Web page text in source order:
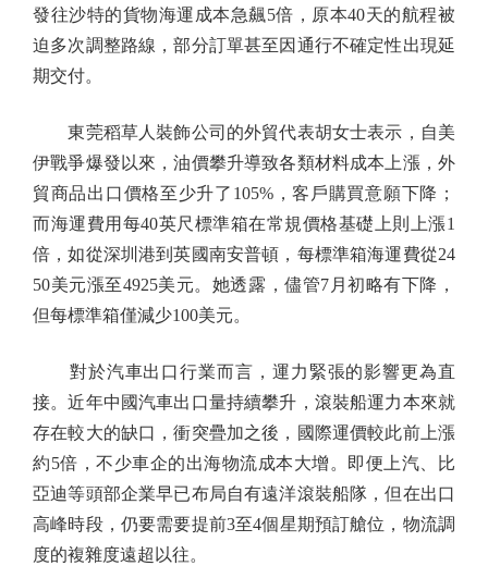
發往沙特的貨物海運成本急飆5倍，原本40天的航程被
迫多次調整路線，部分訂單甚至因通行不確定性出現延
期交付。
東莞稻草人裝飾公司的外貿代表胡女士表示，自美
伊戰爭爆發以來，油價攀升導致各類材料成本上漲，外
貿商品出口價格至少升了105%，客戶購買意願下降；
而海運費用每40英尺標準箱在常規價格基礎上則上漲1
倍，如從深圳港到英國南安普頓，每標準箱海運費從24
50美元漲至4925美元。她透露，儘管7月初略有下降，
但每標準箱僅減少100美元。
對於汽車出口行業而言，運力緊張的影響更為直
接。近年中國汽車出口量持續攀升，滾裝船運力本來就
存在較大的缺口，衝突疊加之後，國際運價較此前上漲
約5倍，不少車企的出海物流成本大增。即便上汽、比
亞迪等頭部企業早已布局自有遠洋滾裝船隊，但在出口
高峰時段，仍要需要提前3至4個星期預訂艙位，物流調
度的複雜度遠超以往。